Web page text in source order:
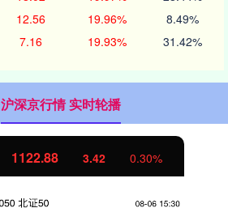
12.56 19.96% 8.49%
7.16 19.93% 31.42%
沪深京行情 实时轮播
1122.88 3.42 0.30%